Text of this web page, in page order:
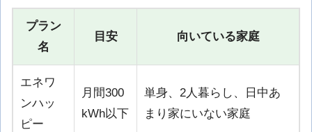
プラン
名
目安 向いている家庭
エネワ
ンハッ
ピー
月間300
kWh以下
単身、2人暮らし、日中あ
まり家にいない家庭